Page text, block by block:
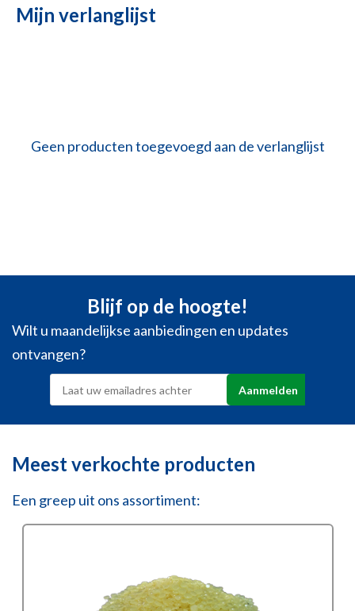
Mijn verlanglijst
Geen producten toegevoegd aan de verlanglijst
Blijf op de hoogte!
Wilt u maandelijkse aanbiedingen en updates
ontvangen?
Meest verkochte producten
Een greep uit ons assortiment: